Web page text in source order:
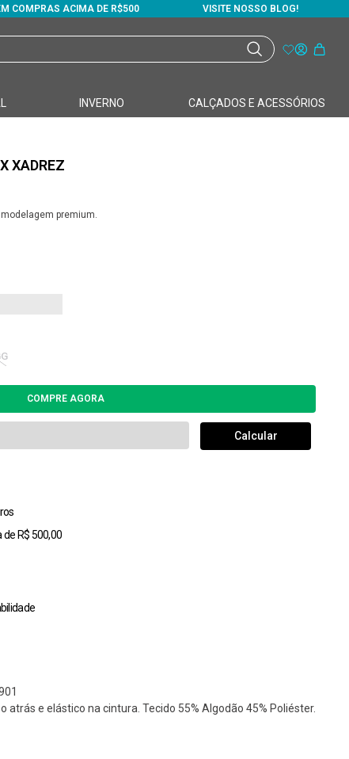
COMPRAS ACIMA DE R$500 VISITE NOSSO BLOG!
INVERNO CALÇADOS E ACESSÓRIOS
XADREZ
premium.
R$ 500,00
atrás e elástico na cintura. Tecido 55% Algodão 45% Poliéster.